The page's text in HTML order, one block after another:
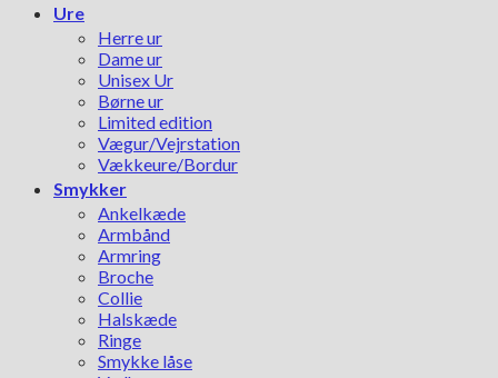
Ure
Herre ur
Dame ur
Unisex Ur
Børne ur
Limited edition
Vægur/Vejrstation
Vækkeure/Bordur
Smykker
Ankelkæde
Armbånd
Armring
Broche
Collie
Halskæde
Ringe
Smykke låse